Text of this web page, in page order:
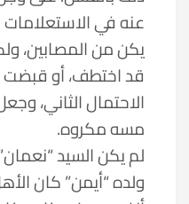
عنه في الاستعلامات
يكن من المصابين،
قد اختطف، أو قبضت
الاحتمال الثاني،
مسه مكروه.
لم يكن السيد
ولده “أيمن” كان